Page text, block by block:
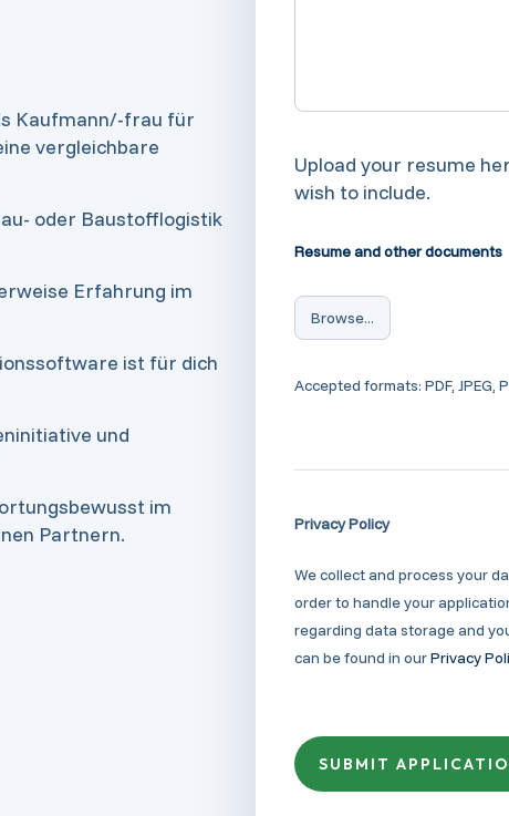
Kaufmann/-frau für
vergleichbare
oder Baustofflogistik
Erfahrung im
ist für dich
und
im
Partnern.
Upload your resume
wish to include.
Resume and other documents
Accepted formats: PDF, JPEG,
Privacy Policy
We collect and process your
order to handle your
regarding data storage and
can be found in ourPrivacy